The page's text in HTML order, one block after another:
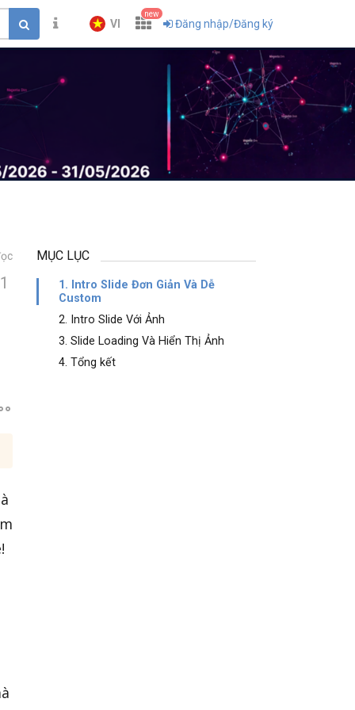
VI
new
Đăng nhập/Đăng ký
1
MỤC LỤC
1. Intro Slide Đơn Giản Và Dễ
Custom
2. Intro Slide Với Ảnh
3. Slide Loading Và Hiển Thị Ảnh
4. Tổng kết